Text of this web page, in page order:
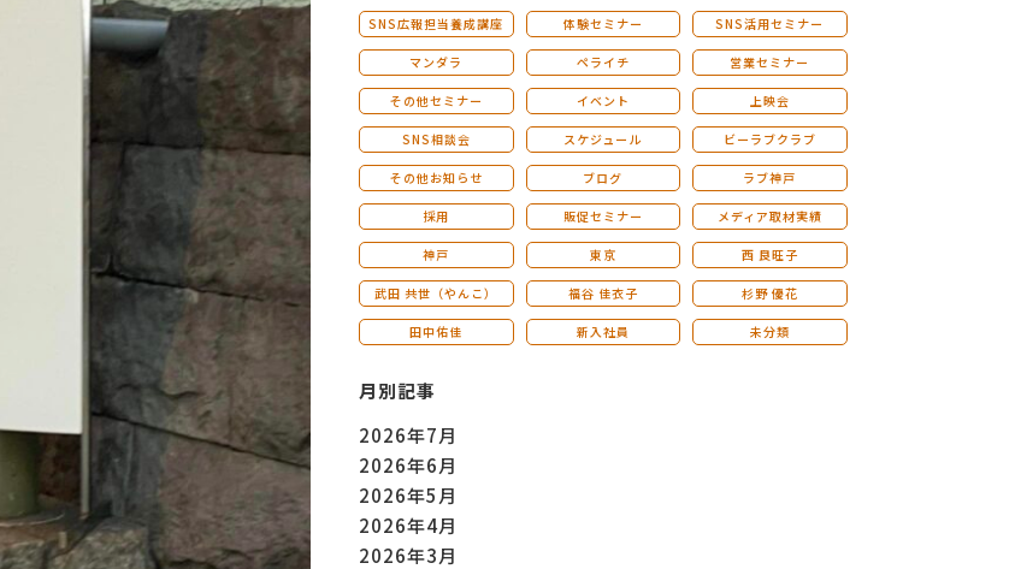
SNS広報担当養成講座 体験セミナー SNS活用セミナー
マンダラ ペライチ 営業セミナー
その他セミナー イベント 上映会
SNS相談会 スケジュール ビーラブクラブ
その他お知らせ ブログ ラブ神戸
採用 販促セミナー メディア取材実績
神戸 東京 西 良旺子
武田 共世（やんこ） 福谷 佳衣子 杉野 優花
田中佑佳 新入社員 未分類
月別記事
2026年7月
2026年6月
2026年5月
2026年4月
2026年3月